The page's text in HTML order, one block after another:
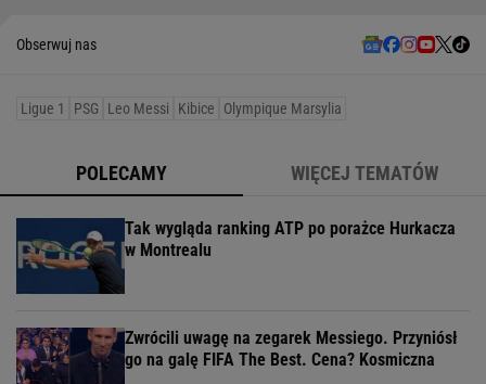
Obserwuj nas
Ligue 1 PSG Leo Messi Kibice Olympique Marsylia
POLECAMY WIĘCEJ TEMATÓW
Tak wygląda ranking ATP po porażce Hurkacza
w Montrealu
Zwrócili uwagę na zegarek Messiego. Przyniósł
go na galę FIFA The Best. Cena? Kosmiczna